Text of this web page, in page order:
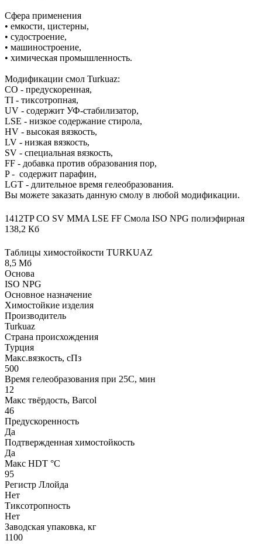
Сфера применения
• емкости, цистерны,
• судостроение,
• машиностроение,
• химическая промышленность.
Модификации смол Turkuaz:
CO - предускоренная,
TI - тиксотропная,
UV - содержит УФ-стабилизатор,
LSE - низкое содержание стирола,
HV - высокая вязкость,
LV - низкая вязкость,
SV - специальная вязкость,
FF - добавка против образования пор,
P - содержит парафин,
LGT - длительное время гелеобразования.
Вы можете заказать данную смолу в любой модификации.
1412TP CO SV MMA LSE FF Смола ISO NPG полиэфирная
138,2 Кб
Таблицы химостойкости TURKUAZ
8,5 Мб
Основа
ISO NPG
Основное назначение
Химостойкие изделия
Производитель
Turkuaz
Страна происхождения
Турция
Макс.вязкoсть, сПз
500
Время гелеобразования при 25С, мин
12
Макс твёрдость, Barcol
46
Предускоренность
Да
Подтвержденная химостойкость
Да
Макс HDT °С
95
Регистр Ллойда
Нет
Тиксотропность
Нет
Заводская упаковка, кг
1100